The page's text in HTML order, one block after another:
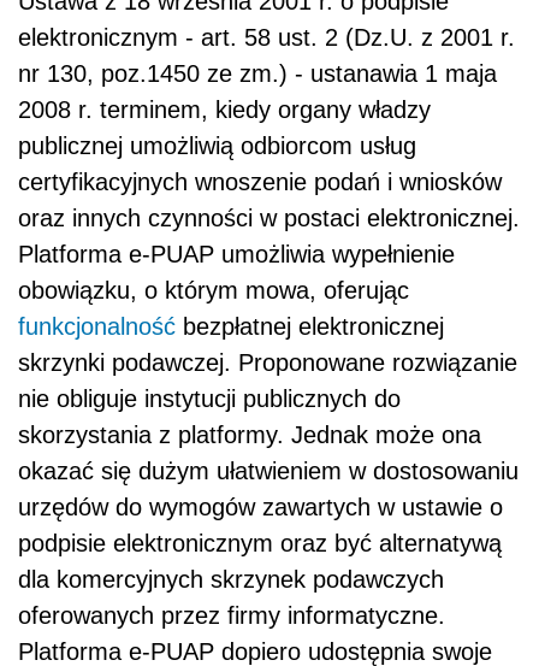
elektronicznym - art. 58 ust. 2 (Dz.U. z 2001 r.
nr 130, poz.1450 ze zm.) - ustanawia 1 maja
2008 r. terminem, kiedy organy władzy
publicznej umożliwią odbiorcom usług
certyfikacyjnych wnoszenie podań i wniosków
oraz innych czynności w postaci elektronicznej.
Platforma e-PUAP umożliwia wypełnienie
obowiązku, o którym mowa, oferując
funkcjonalność bezpłatnej elektronicznej
skrzynki podawczej. Proponowane rozwiązanie
nie obliguje instytucji publicznych do
skorzystania z platformy. Jednak może ona
okazać się dużym ułatwieniem w dostosowaniu
urzędów do wymogów zawartych w ustawie o
podpisie elektronicznym oraz być alternatywą
dla komercyjnych skrzynek podawczych
oferowanych przez firmy informatyczne.
Platforma e-PUAP dopiero udostępnia swoje